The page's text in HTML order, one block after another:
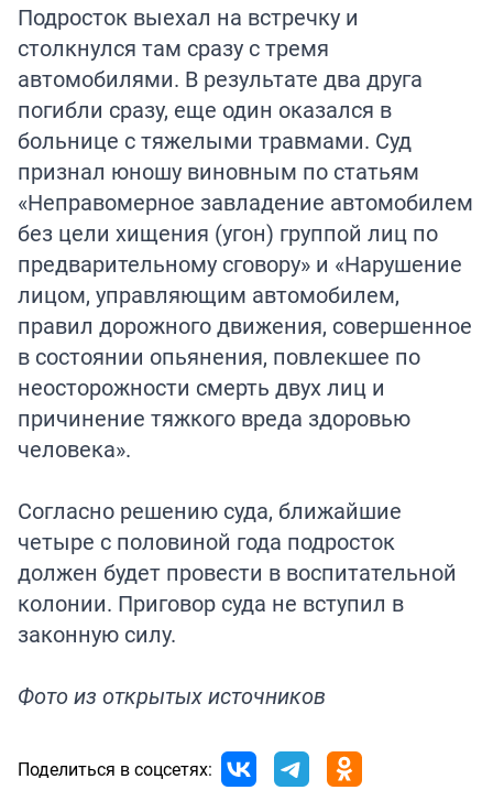
Подросток выехал на встречку и
столкнулся там сразу с тремя
автомобилями. В результате два друга
погибли сразу, еще один оказался в
больнице с тяжелыми травмами. Суд
признал юношу виновным по статьям
«Неправомерное завладение автомобилем
без цели хищения (угон) группой лиц по
предварительному сговору» и «Нарушение
лицом, управляющим автомобилем,
правил дорожного движения, совершенное
в состоянии опьянения, повлекшее по
неосторожности смерть двух лиц и
причинение тяжкого вреда здоровью
человека».
Согласно решению суда, ближайшие
четыре с половиной года подросток
должен будет провести в воспитательной
колонии. Приговор суда не вступил в
законную силу.
Фото из открытых источников
Поделиться в соцсетях: